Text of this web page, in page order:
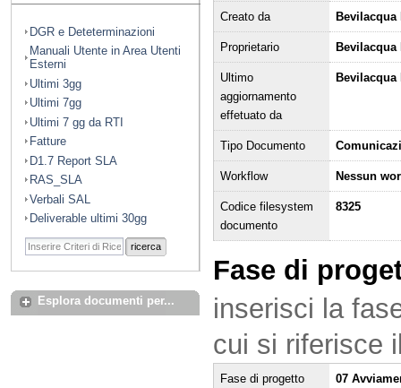
DGR e Deteterminazioni
Manuali Utente in Area Utenti
Esterni
Ultimi 3gg
Ultimi 7gg
Ultimi 7 gg da RTI
Fatture
D1.7 Report SLA
RAS_SLA
Verbali SAL
Deliverable ultimi 30gg
ricerca
Esplora documenti per...
Creato da Bevilacqua
Proprietario Bevilacqua
Ultimo
aggiornamento
effetuato da
Bevilacqua
Tipo Documento
Workflow Nessun
Codice filesystem
documento
8325
Fase di
inserisci la
cui si riferisce
Fase di progetto 07